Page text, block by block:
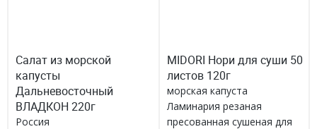
Салат из морской
капусты
Дальневосточный
ВЛАДКОН 220г
Россия
MIDORI Нори для суши 50
листов 120г
морская капуста
Ламинария резаная
пресованная сушеная для